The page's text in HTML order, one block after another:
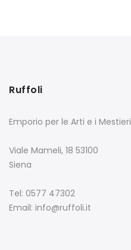
Ruffoli
Emporio per le Arti e i Mestieri
Viale Mameli, 18 53100
Siena
Tel: 0577 47302
Email: info@ruffoli.it